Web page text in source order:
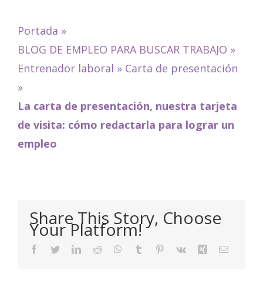
Portada »
BLOG DE EMPLEO PARA BUSCAR TRABAJO »
Entrenador laboral » Carta de presentación
»
La carta de presentación, nuestra tarjeta
de visita: cómo redactarla para lograr un
empleo
Share This Story, Choose
Your Platform!
Facebook
TwitterLinkedIn
Reddit WhatsApp
Tumblr Pinterest
Vk Xing Email